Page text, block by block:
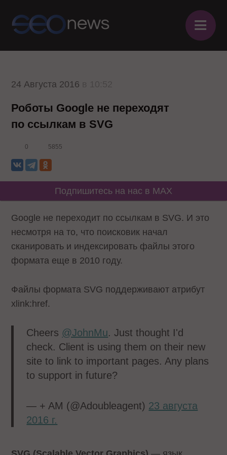
≡
24 Августа 2016
Роботы Google не переходят
по ссылкам в SVG
0 5855
Подпишитесь на нас в MAX
Google не переходит по ссылкам в SVG. И это
несмотря на то, что поисковик начал
сканировать и индексировать файлы этого
формата еще в 2010 году.
Файлы формата SVG поддерживают атрибут
xlink:href.
Cheers @JohnMu. Just thought I'd
check. Client is using them on their new
site to link to important pages. Any plans
to support in future?
— + AM (@Adoubleagent) 23 августа
2016 г.